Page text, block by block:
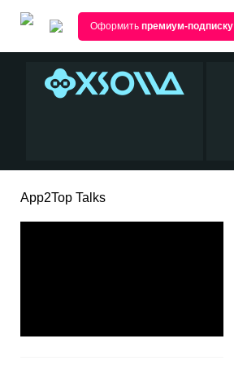
Оформить премиум-подписку
App2Top Talks